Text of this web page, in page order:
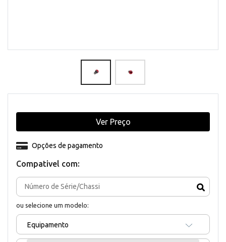
Compativel com:
ou selecione um modelo:
Equipamento
Opções de pagamento
Ver Preço